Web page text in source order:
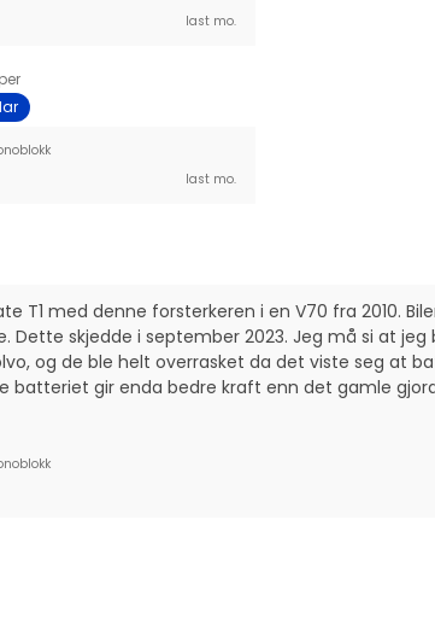
last mo.
last mo.
T1 med denne forsterkeren i en V70 fra 2010.
Dette skjedde i september 2023. Jeg må si at
og de ble helt overrasket da det viste seg at
batteriet gir enda bedre kraft enn det gamle